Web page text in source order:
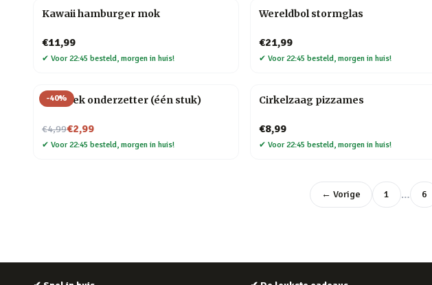
Kawaii hamburger mok
€11,99
✔ Voor 22:45 besteld, morgen in huis!
Wereldbol stormglas
€21,99
✔ Voor 22:45 besteld, morgen in huis!
-40%
Mozaïek onderzetter (één stuk)
€4,99
Nu voor€2,99
✔ Voor 22:45 besteld, morgen in huis!
Cirkelzaag pizzames
€8,99
✔ Voor 22:45 besteld, morgen in huis!
← Vorige 1 … 6